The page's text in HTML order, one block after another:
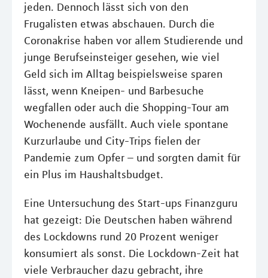
jeden. Dennoch lässt sich von den
Frugalisten etwas abschauen. Durch die
Coronakrise haben vor allem Studierende und
junge Berufseinsteiger gesehen, wie viel
Geld sich im Alltag beispielsweise sparen
lässt, wenn Kneipen- und Barbesuche
wegfallen oder auch die Shopping-Tour am
Wochenende ausfällt. Auch viele spontane
Kurzurlaube und City-Trips fielen der
Pandemie zum Opfer – und sorgten damit für
ein Plus im Haushaltsbudget.
Eine Untersuchung des Start-ups Finanzguru
hat gezeigt: Die Deutschen haben während
des Lockdowns rund 20 Prozent weniger
konsumiert als sonst. Die Lockdown-Zeit hat
viele Verbraucher dazu gebracht, ihre